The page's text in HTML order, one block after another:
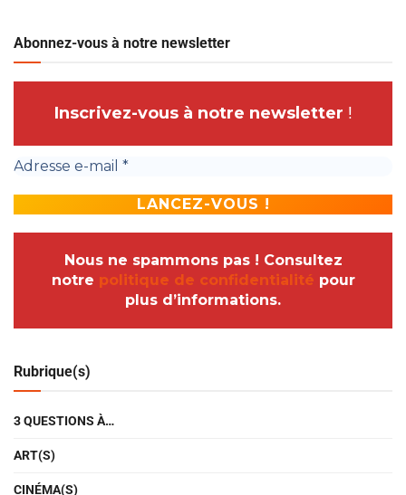
Abonnez-vous à notre newsletter
Inscrivez-vous à notre newsletter !
Nous ne spammons pas ! Consultez
notre politique de confidentialité pour
plus d’informations.
Rubrique(s)
3 QUESTIONS À…
ART(S)
CINÉMA(S)